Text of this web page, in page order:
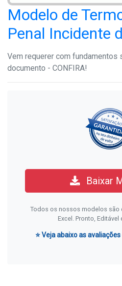
Modelo de
Penal Incidente
Vem requerer com fundamentos
documento - CONFIRA!
Baixar
Todos os nossos modelos são
Excel. Pronto, Editável
⭐ Veja abaixo as